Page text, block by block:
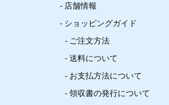
店舗情報
ショッピングガイド
ご注文方法
送料について
お支払方法について
領収書の発行について